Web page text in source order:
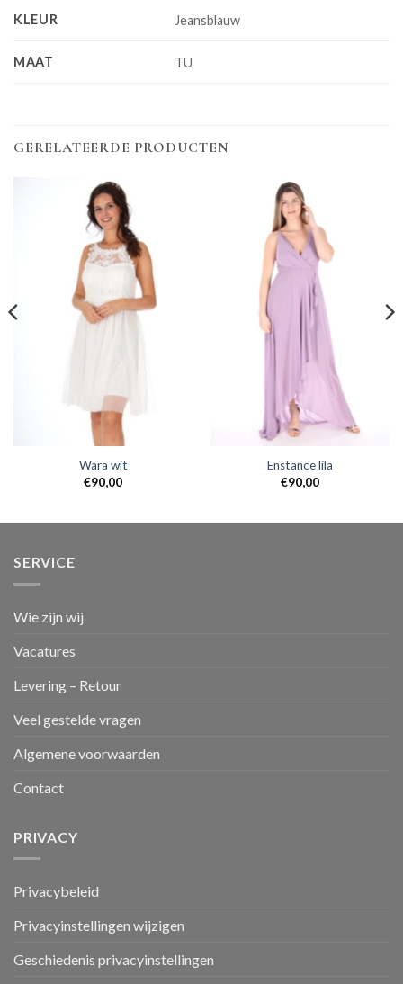
KLEUR Jeansblauw
MAAT TU
GERELATEERDE PRODUCTEN
Wara wit
€90,00
Enstance lila
€90,00
SERVICE
Wie zijn wij
Vacatures
Levering – Retour
Veel gestelde vragen
Algemene voorwaarden
Contact
PRIVACY
Privacybeleid
Privacyinstellingen wijzigen
Geschiedenis privacyinstellingen